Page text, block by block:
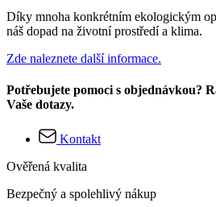
Díky mnoha konkrétním ekologickým
náš dopad na životní prostředí a klima.
Zde naleznete další informace.
Potřebujete pomoci s objednávkou?
Vaše dotazy.
Kontakt
Ověřená kvalita
Bezpečný a spolehlivý nákup